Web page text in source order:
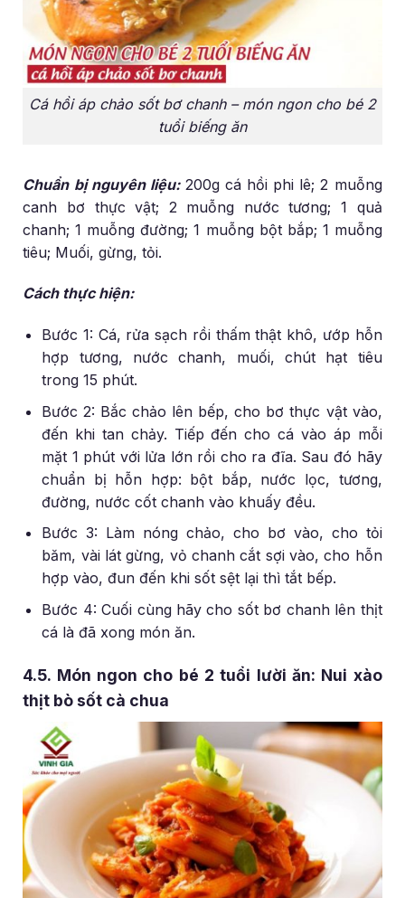
Cá hồi áp chảo sốt bơ chanh – món ngon cho bé 2
tuổi biếng ăn
Chuẩn bị nguyên liệu:200g cá hồi phi lê; 2 muỗng
canh bơ thực vật; 2 muỗng nước tương; 1 quả
chanh; 1 muỗng đường; 1 muỗng bột bắp; 1 muỗng
tiêu; Muối, gừng, tỏi.
Cách thực hiện:
Bước 1: Cá, rửa sạch rồi thấm thật khô, ướp hỗn
hợp tương, nước chanh, muối, chút hạt tiêu
trong 15 phút.
Bước 2: Bắc chảo lên bếp, cho bơ thực vật vào,
đến khi tan chảy. Tiếp đến cho cá vào áp mỗi
mặt 1 phút với lửa lớn rồi cho ra đĩa. Sau đó hãy
chuẩn bị hỗn hợp: bột bắp, nước lọc, tương,
đường, nước cốt chanh vào khuấy đều.
Bước 3: Làm nóng chảo, cho bơ vào, cho tỏi
băm, vài lát gừng, vỏ chanh cắt sợi vào, cho hỗn
hợp vào, đun đến khi sốt sệt lại thì tắt bếp.
Bước 4: Cuối cùng hãy cho sốt bơ chanh lên thịt
cá là đã xong món ăn.
4.5. Món ngon cho bé 2 tuổi lười ăn: Nui xào
thịt bò sốt cà chua